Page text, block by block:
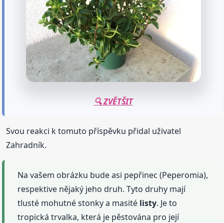
🔍 ZVĚTŠIT
Svou reakci k tomuto příspěvku přidal uživatel
Zahradník.
Na vašem obrázku bude asi pepřinec (Peperomia),
respektive nějaký jeho druh. Tyto druhy mají
tlusté mohutné stonky a masité listy. Je to
tropická trvalka, která je pěstována pro její